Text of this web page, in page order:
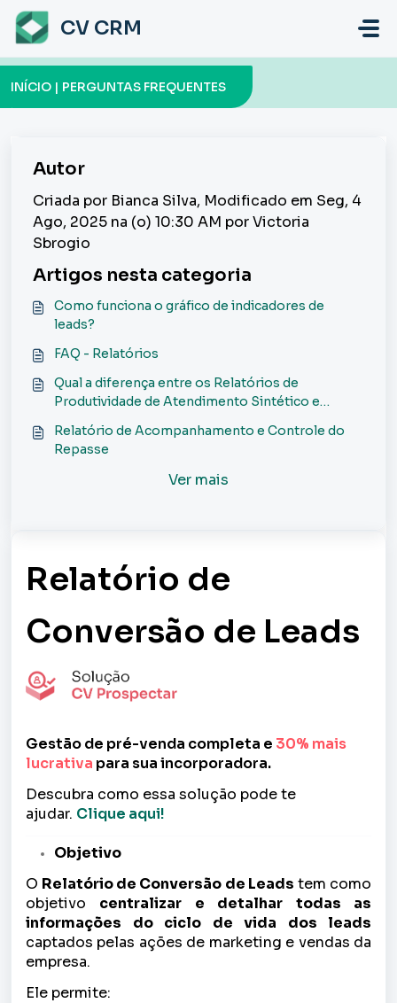
Ir para o conteúdo principal
CV CRM
INÍCIO | PERGUNTAS FREQUENTES
Autor
Criada por Bianca Silva, Modificado em Seg, 4
Ago, 2025 na (o) 10:30 AM por Victoria
Sbrogio
Artigos nesta categoria
Como funciona o gráfico de indicadores de
leads?
FAQ - Relatórios
Qual a diferença entre os Relatórios de
Produtividade de Atendimento Sintético e
Relatório de Acompanhamento e Controle do
Repasse
Ver mais
Relatório de
Conversão de Leads
Gestão de pré-venda completa e 30% mais
lucrativa para sua incorporadora.
Descubra como essa solução pode te
ajudar. Clique aqui!
Objetivo
O Relatório de Conversão de Leads tem como
objetivo centralizar e detalhar todas as
informações do ciclo de vida dos leads
captados pelas ações de marketing e vendas da
empresa.
Ele permite: